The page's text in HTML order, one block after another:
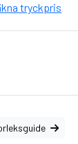
Safety
IVF
tryckpris